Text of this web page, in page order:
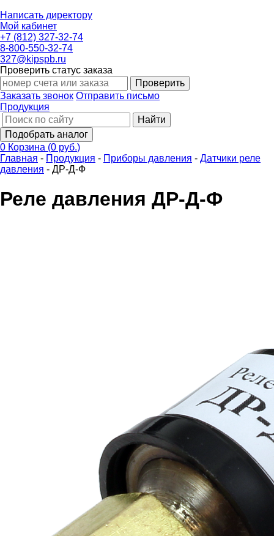
Написать директору
Мой кабинет
+7 (812) 327-32-74
8-800-550-32-74
327@kipspb.ru
Проверить статус заказа
Проверить
Заказать звонок Отправить письмо
Продукция
Найти
Подобрать аналог
0 Корзина (0 руб.)
Главная - Продукция - Приборы давления - Датчики реле
давления - ДР-Д-Ф
Реле давления ДР-Д-Ф